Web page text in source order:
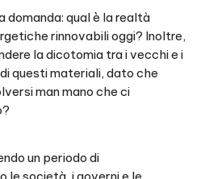
domanda: qual è la realtà
rinnovabili oggi? Inoltre,
la dicotomia tra i vecchi e i
questi materiali, dato che
man mano che ci
un periodo di